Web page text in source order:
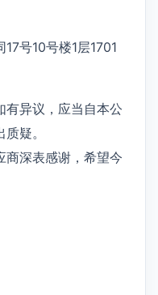
号10号楼1层1701
有异议，应当自本公
疑。
商深表感谢，希望今